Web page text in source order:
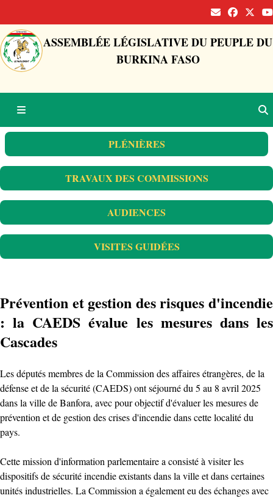
ASSEMBLÉE LÉGISLATIVE DU PEUPLE DU
BURKINA FASO
PLÉNIÈRES
TRAVAUX DES COMMISSIONS
AUDIENCES
VISITES GUIDÉES
Prévention et gestion des risques d'incendie
: la CAEDS évalue les mesures dans les
Cascades
Les députés membres de la Commission des affaires étrangères, de la
défense et de la sécurité (CAEDS) ont séjourné du 5 au 8 avril 2025
dans la ville de Banfora, avec pour objectif d'évaluer les mesures de
prévention et de gestion des crises d'incendie dans cette localité du
pays.
Cette mission d'information parlementaire a consisté à visiter les
dispositifs de sécurité incendie existants dans la ville et dans certaines
unités industrielles. La Commission a également eu des échanges avec